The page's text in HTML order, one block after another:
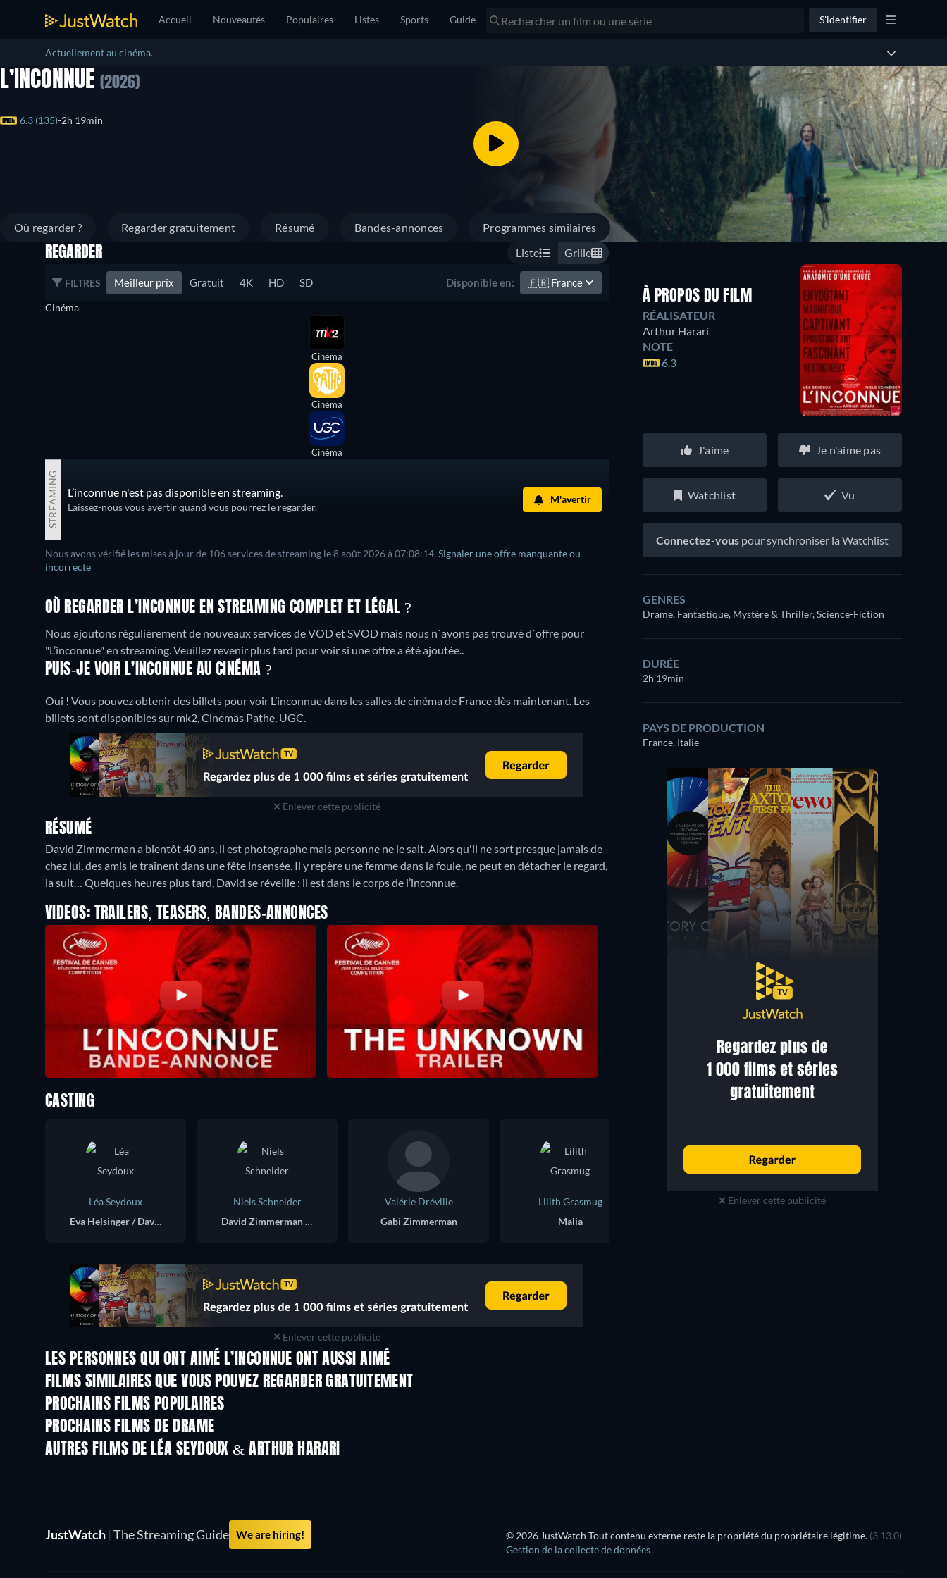
Accueil Nouveautés Populaires Listes Sports Guide S'identifier
Actuellement au cinéma.
L’INCONNUE (2026)
6.3 (135) 2h 19min
Où regarder ? Regarder gratuitement Résumé Bandes-annonces Programmes similaires
REGARDER Liste Grille
FILTRES Meilleur prix Gratuit 4K HD SD Disponible en: 🇫🇷 France
Cinéma
Cinéma
Cinéma
Cinéma
STREAMING L’inconnue n'est pas disponible en streaming.
Laissez-nous vous avertir quand vous pourrez le regarder.
M'avertir
Nous avons vérifié les mises à jour de 106 services de streaming le 8 août 2026 à 07:08:14. Signaler une offre manquante ou
incorrecte
OÙ REGARDER L’INCONNUE EN STREAMING COMPLET ET LÉGAL ?
Nous ajoutons régulièrement de nouveaux services de VOD et SVOD mais nous n`avons pas trouvé d`offre pour
"L’inconnue" en streaming. Veuillez revenir plus tard pour voir si une offre a été ajoutée..
PUIS-JE VOIR L’INCONNUE AU CINÉMA ?
Oui ! Vous pouvez obtenir des billets pour voir L’inconnue dans les salles de cinéma de France dès maintenant. Les
billets sont disponibles sur mk2, Cinemas Pathe, UGC.
Enlever cette publicité
RÉSUMÉ
David Zimmerman a bientôt 40 ans, il est photographe mais personne ne le sait. Alors qu'il ne sort presque jamais de
chez lui, des amis le traînent dans une fête insensée. Il y repère une femme dans la foule, ne peut en détacher le regard,
la suit… Quelques heures plus tard, David se réveille : il est dans le corps de l’inconnue.
VIDEOS: TRAILERS, TEASERS, BANDES-ANNONCES
À PROPOS DU FILM
RÉALISATEUR
Arthur Harari
NOTE
6.3
J'aime Je n'aime pas
Watchlist Vu
Connectez-vous pour synchroniser la Watchlist
GENRES
Drame, Fantastique, Mystère & Thriller, Science-Fiction
DURÉE
2h 19min
PAYS DE PRODUCTION
France, Italie
Enlever cette publicité
CASTING
Léa Seydoux
Eva Helsinger / David Zimmerman
Niels Schneider
David Zimmerman / Malia
Valérie Dréville
Gabi Zimmerman
Lilith Grasmug
Malia
Radu Jude
Enlever cette publicité
LES PERSONNES QUI ONT AIMÉ L’INCONNUE ONT AUSSI AIMÉ
FILMS SIMILAIRES QUE VOUS POUVEZ REGARDER GRATUITEMENT
PROCHAINS FILMS POPULAIRES
PROCHAINS FILMS DE DRAME
AUTRES FILMS DE LÉA SEYDOUX & ARTHUR HARARI
JustWatch | The Streaming Guide We are hiring! © 2026 JustWatch Tout contenu externe reste la propriété du propriétaire légitime. (3.13.0)
Gestion de la collecte de données